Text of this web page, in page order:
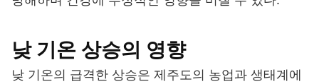
낮 기온 상승의 영향
낮 기온의 급격한 상승은 제주도의 농업과 생태계에